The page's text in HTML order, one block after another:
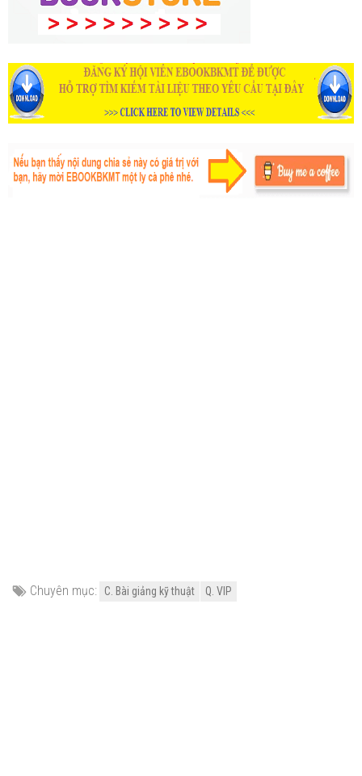
Chuyên mục: C. Bài giảng kỹ thuật Q. VIP